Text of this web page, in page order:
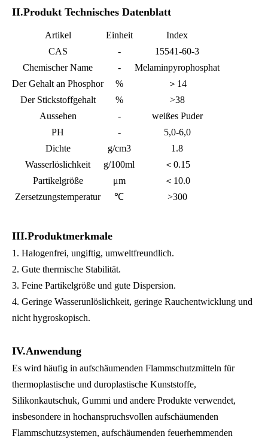
II.Produkt Technisches Datenblatt
Artikel Einheit
Index
CAS
-
15541-60-3
Chemischer Name
-
Melaminpyrophosphat
Der Gehalt an Phosphor
% ＞ 14
Der Stickstoffgehalt
%
>38
Aussehen
-
weißes Puder
PH
-
5,0-6,0
Dichte
g/cm3
1.8
Wasserlöslichkeit
g/100ml
＜0.15
Partikelgröße
μm
＜10.0
Zersetzungstemperatur
℃ >300
III.Produktmerkmale
1. Halogenfrei, ungiftig, umweltfreundlich.
2. Gute thermische Stabilität.
3. Feine Partikelgröße und gute Dispersion.
4. Geringe Wasserunlöslichkeit, geringe Rauchentwicklung und
nicht hygroskopisch.
IV.Anwendung
Es wird häufig in aufschäumenden Flammschutzmitteln für
thermoplastische und duroplastische Kunststoffe,
Silikonkautschuk, Gummi und andere Produkte verwendet,
insbesondere in hochanspruchsvollen aufschäumenden
Flammschutzsystemen, aufschäumenden feuerhemmenden